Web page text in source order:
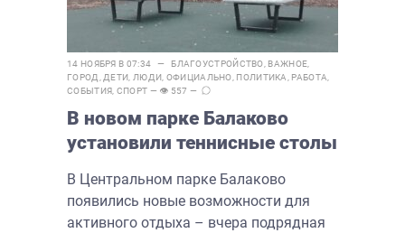
14 НОЯБРЯ В 07:34 — БЛАГОУСТРОЙСТВО ВАЖНОЕ
ГОРОД
ДЕТИ ЛЮДИ ОФИЦИАЛЬНО ПОЛИТИКА РАБОТА
СОБЫТИЯ СПОРТ — 👁 557 —
В новом парке Балаково
установили теннисные столы
В Центральном парке Балаково
появились новые возможности для
активного отдыха – вчера подрядная